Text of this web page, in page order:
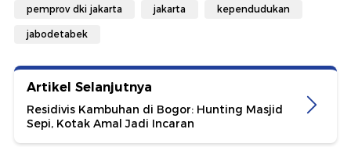
pemprov dki jakarta jakarta kependudukan
jabodetabek
Artikel Selanjutnya
Residivis Kambuhan di Bogor: Hunting Masjid
Sepi, Kotak Amal Jadi Incaran